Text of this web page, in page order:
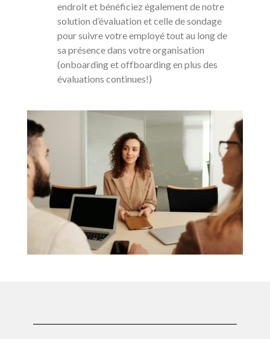
endroit et bénéficiez également de notre
solution d’évaluation et celle de sondage
pour suivre votre employé tout au long de
sa présence dans votre organisation
(onboarding et offboarding en plus des
évaluations continues!)